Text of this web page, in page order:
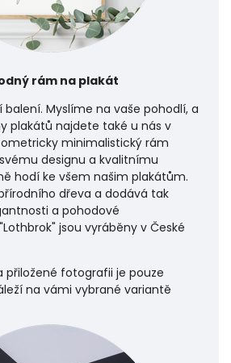
rám na plakát
Myslíme na vaše pohodlí, a
plakátů najdete také u nás v
minimalistický rám
designu a kvalitnímu
hodí ke všem našim plakátům.
dřeva a dodává tak
a pohodové
jsou vyráběny v České
přiložené fotografii je pouze
na vámi vybrané variantě